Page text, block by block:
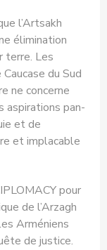
l’Artsakh
élimination
terre. Les
du Sud
ne concerne
aspirations pan-
et de
et implacable
pour
de l’Arzagh
Arméniens
de justice.